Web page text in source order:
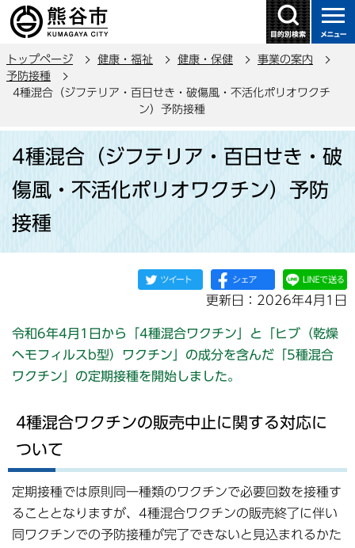
の
ー
先
トップページ 健康・福祉 健康・保健
事業の案内
予防接種
4種混合（ジフテリア・百日せき・破傷風・不活化ポリオワクチ
ン）予防接種
4種混合（ジフテリア・百日せき・破
傷風・不活化ポリオワクチン）予防
接種
更新日：2026年4月1日
令和6年4月1日から「4種混合ワクチン」と「ヒブ（乾燥
ヘモフィルスb型）ワクチン」の成分を含んだ「5種混合
ワクチン」の定期接種を開始しました。
4種混合ワクチンの販売中止に関する対応に
ついて
定期接種では原則同一種類のワクチンで必要回数を接種す
ることとなりますが、4種混合ワクチンの販売終了に伴い
同ワクチンでの予防接種が完了できないと見込まれるかた